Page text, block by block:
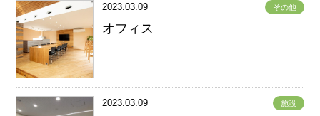
2023.03.09 その他
オフィス
2023.03.09 施設